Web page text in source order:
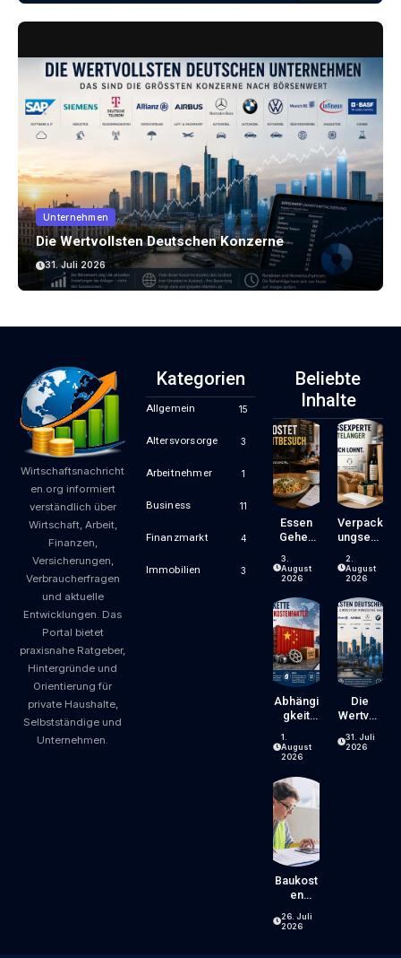
Unternehmen
Die Wertvollsten Deutschen Konzerne
31. Juli 2026
Wirtschaftsnachricht
en.org informiert
verständlich über
Wirtschaft, Arbeit,
Finanzen,
Versicherungen,
Verbraucherfragen
und aktuelle
Entwicklungen. Das
Portal bietet
praxisnahe Ratgeber,
Hintergründe und
Orientierung für
private Haushalte,
Selbstständige und
Unternehmen.
Kategorien
Allgemein 15
Altersvorsorge 3
Arbeitnehmer 1
Business 11
Finanzmarkt 4
Immobilien 3
Beliebte
Inhalte
Essen
Gehen
Zum
Luxus?
Gastron
Omiepre
Ise
Entsteh
En Und
Worauf
Gäste
Achten
Können
3.
August
2026
Verpack
Ungsexp
Jahrzeh
Ntelang
Erfahrun
G – Ein
Blick,
Der Sich
Lohnt
2.
August
2026
Abhängi
Gkeit
China:
Welche
Lieferke
Tten Für
Unterne
Hmen
Und
Verbrau
Cher
Bergen
1.
August
2026
Die
Wertvoll
Deutsch
31. Juli
2026
Baukost
En
Welche
26. Juli
2026